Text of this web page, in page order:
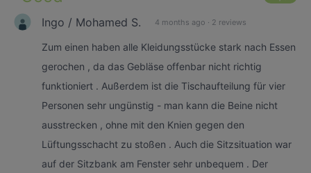
Ingo / Mohamed S. 4 months ago · 2 reviews
Zum einen haben alle Kleidungsstücke stark nach Essen
gerochen , da das Gebläse offenbar nicht richtig
funktioniert . Außerdem ist die Tischaufteilung für vier
Personen sehr ungünstig - man kann die Beine nicht
ausstrecken , ohne mit den Knien gegen den
Lüftungsschacht zu stoßen . Auch die Sitzsituation war
auf der Sitzbank am Fenster sehr unbequem . Der